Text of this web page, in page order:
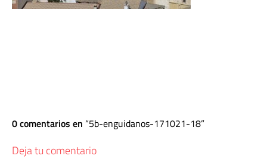
0 comentarios en 5b-enguidanos-171021-18
Deja tu comentario